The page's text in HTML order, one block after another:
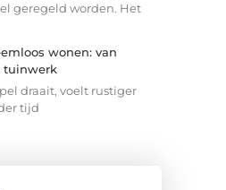
geregeld worden. Het
wonen: van
tuinwerk
draait, voelt rustiger
tijd